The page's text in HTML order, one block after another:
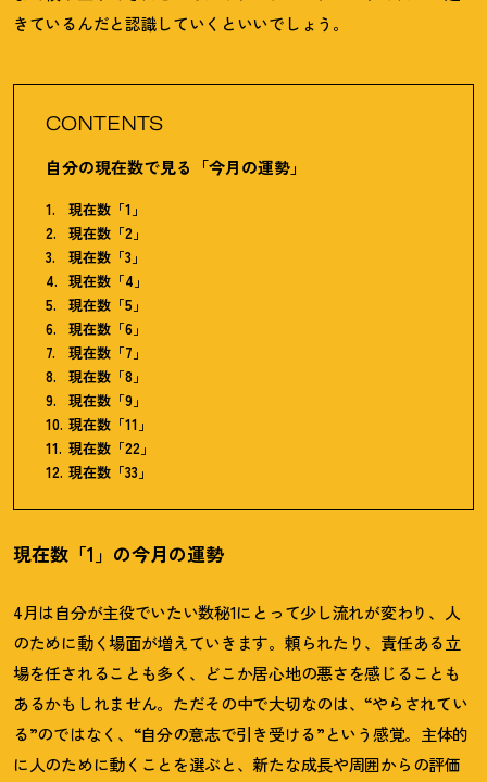
きているんだと認識していくといいでしょう。
CONTENTS
自分の現在数で見る「今月の運勢」
現在数「1」
現在数「2」
現在数「3」
現在数「4」
現在数「5」
現在数「6」
現在数「7」
現在数「8」
現在数「9」
現在数「11」
現在数「22」
現在数「33」
現在数「1」の今月の運勢
4月は自分が主役でいたい数秘1にとって少し流れが変わり、人
のために動く場面が増えていきます。頼られたり、責任ある立
場を任されることも多く、どこか居心地の悪さを感じることも
あるかもしれません。ただその中で大切なのは、“やらされてい
る”のではなく、“自分の意志で引き受ける”という感覚。主体的
に人のために動くことを選ぶと、新たな成長や周囲からの評価